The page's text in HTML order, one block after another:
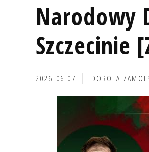
Narodowy
Szczecinie
2026-06-07 DOROTA